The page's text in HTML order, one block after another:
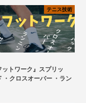
テニス技術
ットワーク』スプリッ
・クロスオーバー ・ラン